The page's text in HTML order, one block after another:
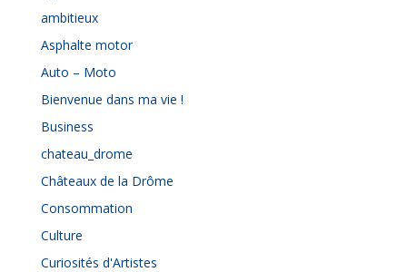
ambitieux
Asphalte motor
Auto – Moto
Bienvenue dans ma vie !
Business
chateau_drome
Châteaux de la Drôme
Consommation
Culture
Curiosités d'Artistes